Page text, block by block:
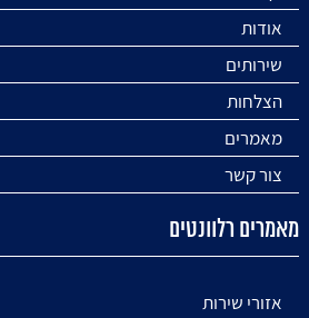
אודות
שירותים
הצלחות
מאמרים
צור קשר
מאמרים רלוונטים
אזורי שירות